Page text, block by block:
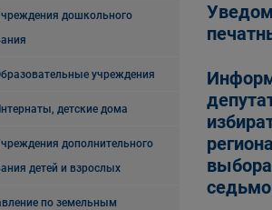
дошкольного
учреждения
детские дома
дополнительного
детей и взрослых
по земельным